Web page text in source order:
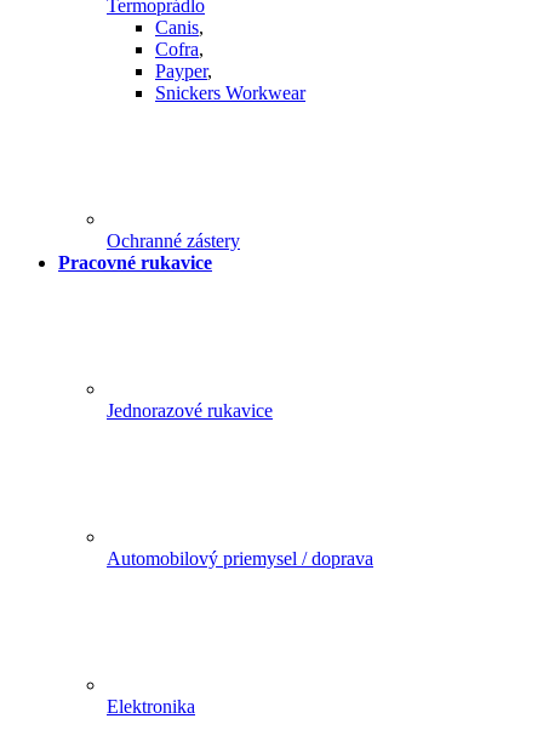
Termoprádlo
Canis,
Cofra,
Payper,
Snickers Workwear
Ochranné zástery
Pracovné rukavice
Jednorazové rukavice
Automobilový priemysel / doprava
Elektronika